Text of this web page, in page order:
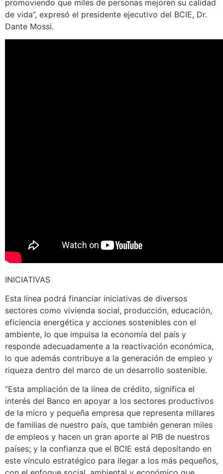
promoviendo que miles de personas mejoren su calidad
de vida”, expresó el presidente ejecutivo del BCIE, Dr.
Dante Mossi.
INICIATIVAS
Esta línea podrá financiar iniciativas de diversos
sectores como vivienda social, producción, educación,
eficiencia energética y acciones sostenibles con el
ambiente, lo que impulsa la economía del país y
responde adecuadamente a la reactivación económica,
lo que además contribuye a la generación de empleo y
riqueza dentro del marco de un desarrollo sostenible.
“Esta ampliación de la línea de crédito, significa el
interés del Banco en apoyar a los sectores productivos
de la micro y pequeña empresa que representa millares
de familias de nuestro país, que también generan miles
de empleos y hacen un gran aporte al PIB de nuestros
países; y la confianza que el BCIE está depositando en
este vínculo estratégico para llegar a los más pequeños,